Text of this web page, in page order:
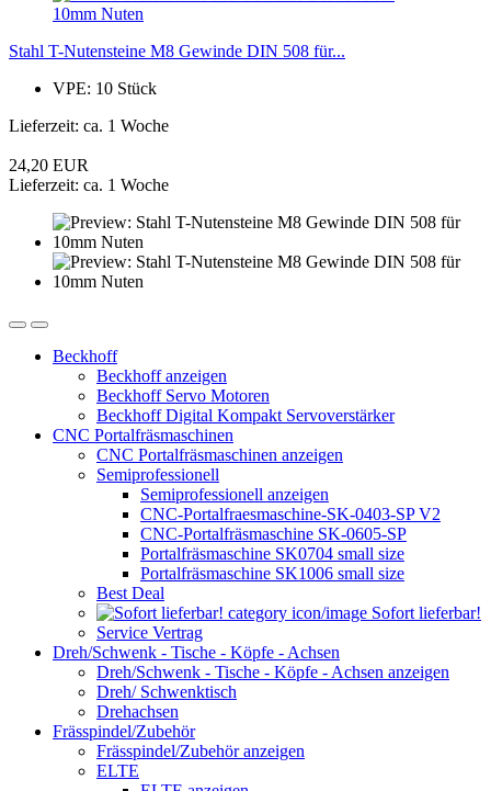
Stahl T-Nutensteine M8 Gewinde DIN 508 für...
VPE: 10 Stück
Lieferzeit: ca. 1 Woche
24,20 EUR
Lieferzeit: ca. 1 Woche
Beckhoff
Beckhoff anzeigen
Beckhoff Servo Motoren
Beckhoff Digital Kompakt Servoverstärker
CNC Portalfräsmaschinen
CNC Portalfräsmaschinen anzeigen
Semiprofessionell
Semiprofessionell anzeigen
CNC-Portalfraesmaschine-SK-0403-SP V2
CNC-Portalfräsmaschine SK-0605-SP
Portalfräsmaschine SK0704 small size
Portalfräsmaschine SK1006 small size
Best Deal
Sofort lieferbar!
Service Vertrag
Dreh/Schwenk - Tische - Köpfe - Achsen
Dreh/Schwenk - Tische - Köpfe - Achsen anzeigen
Dreh/ Schwenktisch
Drehachsen
Frässpindel/Zubehör
Frässpindel/Zubehör anzeigen
ELTE